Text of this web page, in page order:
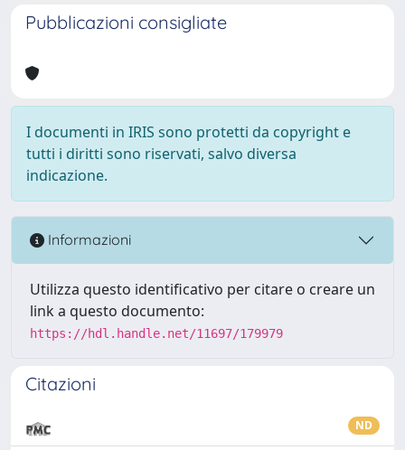
Pubblicazioni consigliate
I documenti in IRIS sono protetti da copyright e
tutti i diritti sono riservati, salvo diversa
indicazione.
Informazioni
Utilizza questo identificativo per citare o creare un
link a questo documento:
https://hdl.handle.net/11697/179979
Citazioni
ND